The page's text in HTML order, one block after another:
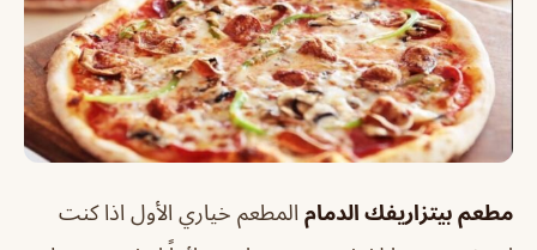
مطعم بيتزاريفك الدمام المطعم خياري الأول اذا كنت